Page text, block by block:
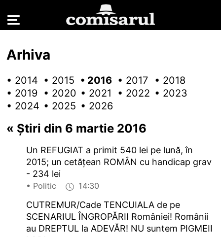
Arhiva
• 2014 • 2015 • 2016 • 2017
• 2018
• 2019 • 2020 • 2021 • 2022 • 2023
• 2024 • 2025 • 2026
« Știri din 6 martie 2016
Un REFUGIAT a primit 540 lei pe lună, în
2015; un cetățean ROMÂN cu handicap grav
- 234 lei
• Politic 14:30
CUTREMUR/Cade TENCUIALA de pe
SCENARIUL ÎNGROPĂRII României! Românii
au DREPTUL la ADEVĂR! NU suntem PIGMEII